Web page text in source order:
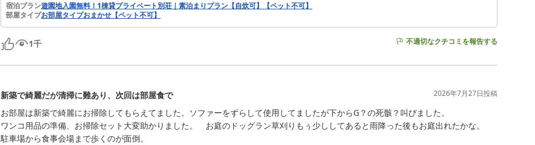
宿泊プラン遊園地入園無料！1棟貸プライベート別荘｜素泊まりプラン【自炊可】【ペット不可】
部屋タイプお部屋タイプおまかせ【ペット不可】
1千 不適切なクチコミを報告する
新築で綺麗だが清掃に難あり、次回は部屋食で 2026年7月27日投稿
お部屋は新築で綺麗にお掃除してもらえてました。ソファーをずらして使用してましたが下からG？の死骸？叫びました。
ワンコ用品の準備、お掃除セット大変助かりました。　お庭のドッグラン草刈りもぅ少ししてあると雨降った後もお庭出れたかな。
駐車場から食事会場まで歩くのが面倒。